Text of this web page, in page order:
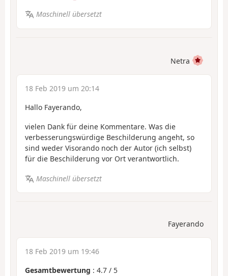
Maschinell übersetzt
Netra
18 Feb 2019 um 20:14
Hallo Fayerando,
vielen Dank für deine Kommentare. Was die
verbesserungswürdige Beschilderung angeht, so
sind weder Visorando noch der Autor (ich selbst)
für die Beschilderung vor Ort verantwortlich.
Maschinell übersetzt
Fayerando
18 Feb 2019 um 19:46
Gesamtbewertung : 4.7 / 5